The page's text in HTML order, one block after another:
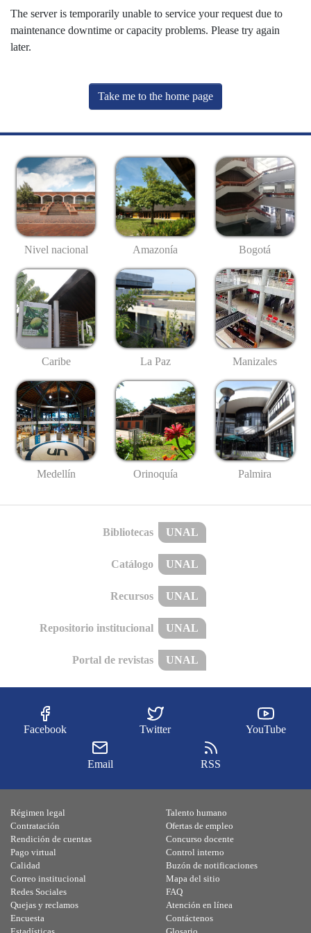
The server is temporarily unable to service your request due to
maintenance downtime or capacity problems. Please try again
later.
Take me to the home page
Nivel nacional Amazonía Bogotá
Caribe La Paz Manizales
Medellín Orinoquía Palmira
Bibliotecas UNAL
Catálogo UNAL
Recursos UNAL
Repositorio institucional UNAL
Portal de revistas UNAL
Facebook Twitter YouTube
Email RSS
Régimen legal
Contratación
Rendición de cuentas
Pago virtual
Calidad
Talento humano
Ofertas de empleo
Concurso docente
Control interno
Buzón de notificaciones
Correo institucional
Redes Sociales
Quejas y reclamos
Encuesta
Mapa del sitio
FAQ
Atención en línea
Contáctenos